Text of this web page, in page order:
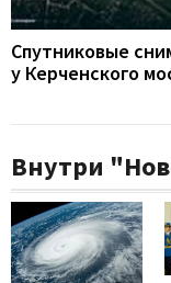
Спутниковые
у Керченского
Внутри